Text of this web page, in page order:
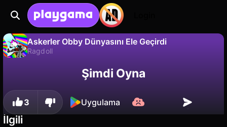
Askerler Obby Dünyasını Ele Geçirdi
Ragdoll
İlerlemeyi kaydet! Hayır
Şimdi Oyna
3 Uygulama
İlgili